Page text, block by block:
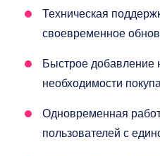
Техническая
своевременное
Быстрое добавление
необходимости
Одновременная
пользователей с